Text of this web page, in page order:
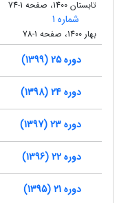
تابستان 1400، صفحه 1-74
شماره 1
بهار 1400، صفحه 1-78
دوره 25 (1399)
دوره 24 (1398)
دوره 23 (1397)
دوره 22 (1396)
دوره 21 (1395)